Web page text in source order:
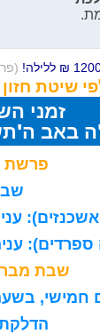
שיטת
זמני
באב ה'תשפ"ו
פרשת
שבת
8 בבוקר, 15 דקות ו0
הדלקת